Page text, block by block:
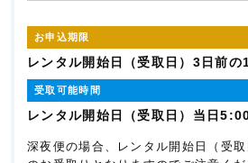
お申込期限
レンタル開始日（受取日）3日前
受取可能時間
レンタル開始日（受取日）当日
深夜便の場合、レンタル開始日（受